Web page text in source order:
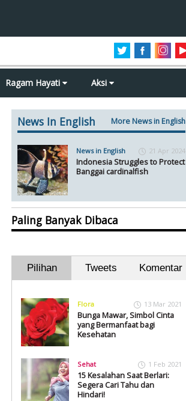
Ragam Hayati Aksi
News In English More News in English
News in English 21 Apr 2024
Indonesia Struggles to Protect
Banggai cardinalfish
Paling Banyak Dibaca
Pilihan Tweets Komentar
Flora 13 Mar 2021
Bunga Mawar, Simbol Cinta
yang Bermanfaat bagi
Kesehatan
Sehat 1 Feb 2021
15 Kesalahan Saat Berlari:
Segera Cari Tahu dan
Hindari!